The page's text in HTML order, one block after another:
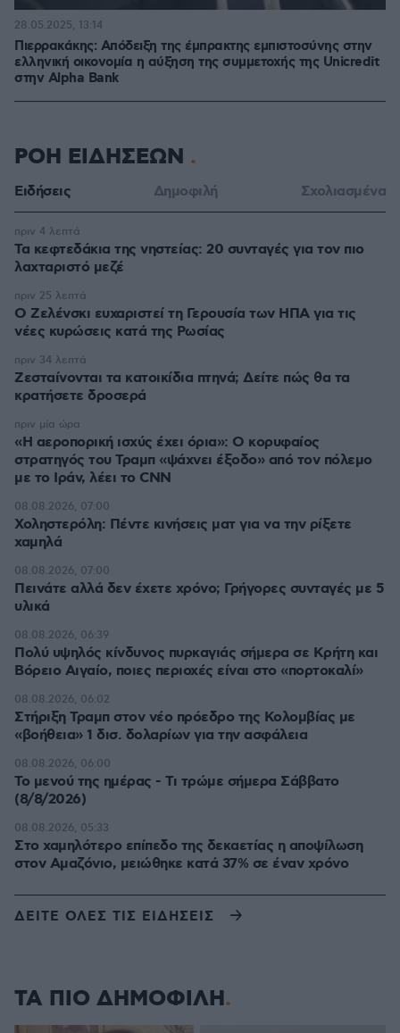
Πιερρακάκης: Απόδειξη της έμπρακτης εμπιστοσύνης στην
ελληνική οικονομία η αύξηση της συμμετοχής της Unicredit
στην Alpha Bank
28.05.2025, 13:14
ΡΟΗ ΕΙΔΗΣΕΩΝ
Ειδήσεις Δημοφιλή Σχολιασμένα
Τα κεφτεδάκια της νηστείας: 20 συνταγές για τον πιο
λαχταριστό μεζέ
πριν 4 λεπτά
Ο Ζελένσκι ευχαριστεί τη Γερουσία των ΗΠΑ για τις
νέες κυρώσεις κατά της Ρωσίας
πριν 25 λεπτά
Ζεσταίνονται τα κατοικίδια πτηνά; Δείτε πώς θα τα
κρατήσετε δροσερά
πριν 34 λεπτά
«Η αεροπορική ισχύς έχει όρια»: Ο κορυφαίος
στρατηγός του Τραμπ «ψάχνει έξοδο» από τον πόλεμο
με το Ιράν, λέει το CNN
πριν μία ώρα
Χοληστερόλη: Πέντε κινήσεις ματ για να την ρίξετε
χαμηλά
08.08.2026, 07:00
Πεινάτε αλλά δεν έχετε χρόνο; Γρήγορες συνταγές με 5
υλικά
08.08.2026, 07:00
Πολύ υψηλός κίνδυνος πυρκαγιάς σήμερα σε Κρήτη και
Βόρειο Αιγαίο, ποιες περιοχές είναι στο «πορτοκαλί»
08.08.2026, 06:39
Στήριξη Τραμπ στον νέο πρόεδρο της Κολομβίας με
«βοήθεια» 1 δισ. δολαρίων για την ασφάλεια
08.08.2026, 06:02
Το μενού της ημέρας - Τι τρώμε σήμερα Σάββατο
(8/8/2026)
08.08.2026, 06:00
Στο χαμηλότερο επίπεδο της δεκαετίας η αποψίλωση
στον Αμαζόνιο, μειώθηκε κατά 37% σε έναν χρόνο
08.08.2026, 05:33
ΔΕΙΤΕ ΟΛΕΣ ΤΙΣ ΕΙΔΗΣΕΙΣ
ΤΑ ΠΙΟ ΔΗΜΟΦΙΛΗ